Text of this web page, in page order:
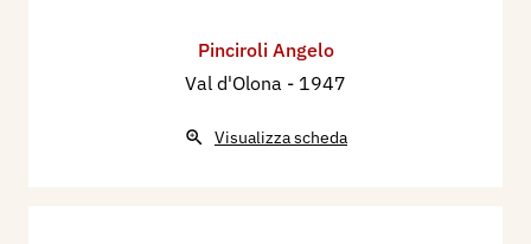
Pinciroli Angelo
Val d'Olona - 1947
Visualizza scheda